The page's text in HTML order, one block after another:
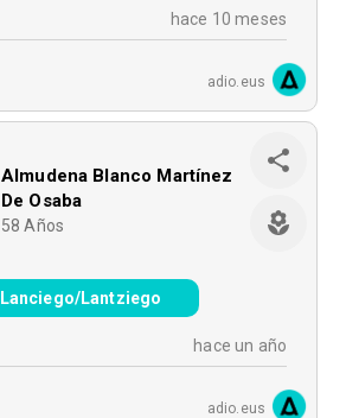
hace 10 meses
adio.eus
Almudena Blanco Martínez
De Osaba
58 Años
Lanciego/Lantziego
hace un año
adio.eus